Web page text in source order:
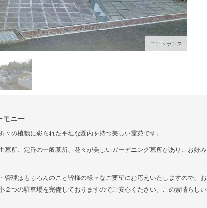
エントランス
モニー
の植栽に彩られた平坦な園内を持つ美しい霊苑です。
墓所、定番の一般墓所、花々が美しいガーデニング墓所があり、お好み
管理はもちろんのこと皆様の様々なご要望にお応えいたしますので、お
２つの駐車場を完備しておりますのでご安心ください。この素晴らしい